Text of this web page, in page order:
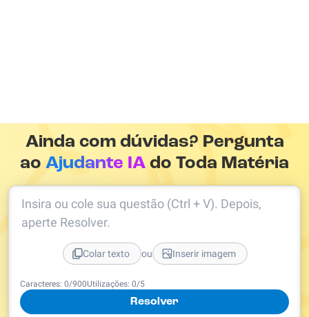
Ainda com dúvidas? Pergunta
aoAjudante IA do Toda Matéria
Caracteres: 0/900Utilizações: 0/5
Resolver
Insira ou cole sua questão (Ctrl + V). Depois,
aperte Resolver.
Colar texto ou Inserir imagem